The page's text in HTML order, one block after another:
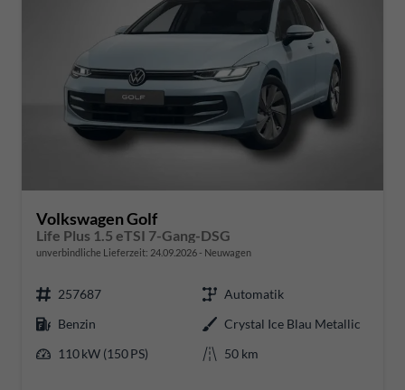
Volkswagen Golf
Life Plus 1.5 eTSI 7-Gang-DSG
unverbindliche Lieferzeit: 24.09.2026 Neuwagen
257687
Automatik
Benzin
Crystal Ice Blau Metallic
110 kW (150 PS)
50 km